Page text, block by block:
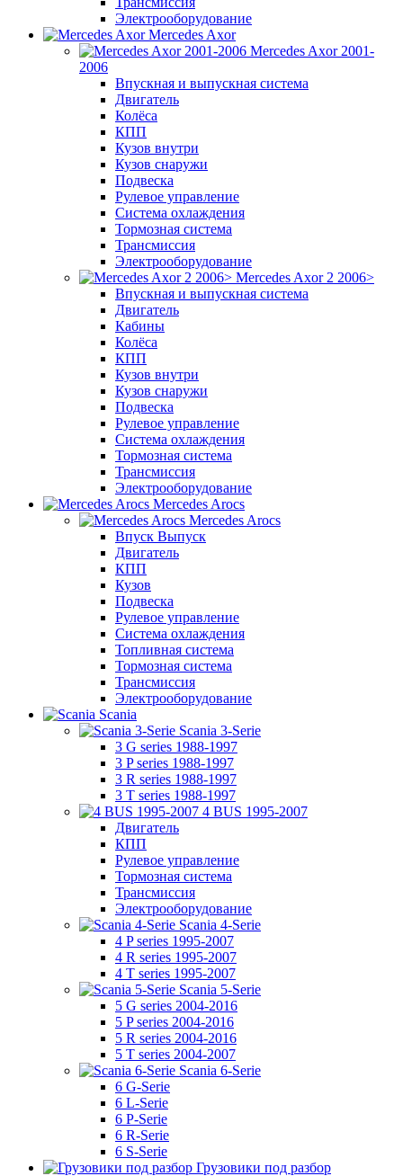
Электрооборудование
Mercedes Axor
Mercedes Axor 2001-
2006
Впускная и выпускная система
Двигатель
Колёса
КПП
Кузов внутри
Кузов снаружи
Подвеска
Рулевое управление
Система охлаждения
Тормозная система
Трансмиссия
Электрооборудование
Mercedes Axor 2 2006>
Впускная и выпускная система
Двигатель
Кабины
Колёса
КПП
Кузов внутри
Кузов снаружи
Подвеска
Рулевое управление
Система охлаждения
Тормозная система
Трансмиссия
Электрооборудование
Mercedes Arocs
Mercedes Arocs
Впуск Выпуск
Двигатель
КПП
Кузов
Подвеска
Рулевое управление
Система охлаждения
Топливная система
Тормозная система
Трансмиссия
Электрооборудование
Scania
Scania 3-Serie
3 G series 1988-1997
3 P series 1988-1997
3 R series 1988-1997
3 T series 1988-1997
4 BUS 1995-2007
Двигатель
КПП
Рулевое управление
Тормозная система
Трансмиссия
Электрооборудование
Scania 4-Serie
4 P series 1995-2007
4 R series 1995-2007
4 T series 1995-2007
Scania 5-Serie
5 G series 2004-2016
5 P series 2004-2016
5 R series 2004-2016
5 T series 2004-2007
Scania 6-Serie
6 G-Serie
6 L-Serie
6 P-Serie
6 R-Serie
6 S-Serie
Грузовики под разбор